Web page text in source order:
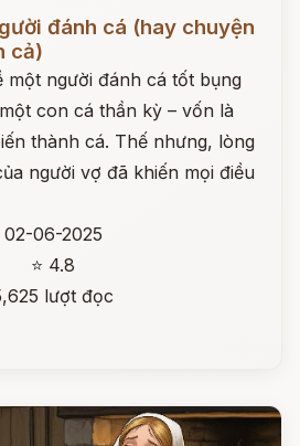
đánh cá (hay chuyện
cả)
một người đánh cá tốt bụng
con cá thần kỳ – vốn là
thành cá. Thế nhưng, lòng
người vợ đã khiến mọi điều
02-06-2025
⭐ 4.8
lượt đọc